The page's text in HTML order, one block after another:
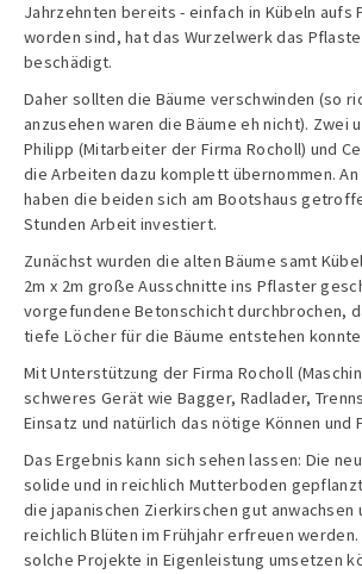
Jahrzehnten bereits - einfach in Kübeln
worden sind, hat das Wurzelwerk das
beschädigt.
Daher sollten die Bäume verschwinden (so
anzusehen waren die Bäume eh nicht). Zwei
Philipp (Mitarbeiter der Firma Rocholl) und
die Arbeiten dazu komplett übernommen.
haben die beiden sich am Bootshaus
Stunden Arbeit investiert.
Zunächst wurden die alten Bäume samt
2m x 2m große Ausschnitte ins Pflaster
vorgefundene Betonschicht durchbrochen,
tiefe Löcher für die Bäume entstehen
Mit Unterstützung der Firma Rocholl
schweres Gerät wie Bagger, Radlader,
Einsatz und natürlich das nötige Können und
Das Ergebnis kann sich sehen lassen: Die
solide und in reichlich Mutterboden
die japanischen Zierkirschen gut anwachsen
reichlich Blüten im Frühjahr erfreuen
solche Projekte in Eigenleistung umsetzen